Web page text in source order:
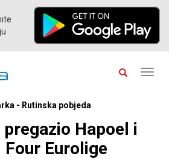
- Rutinska pobjeda
Hapoel i
Eurolige